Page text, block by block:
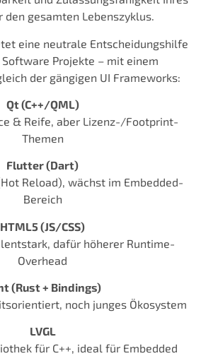
den gesamten Lebenszyklus.
eine neutrale Entscheidungshilfe
Projekte – mit einem
der gängigen UI Frameworks:
Qt (C++/QML)
& Reife, aber Lizenz-/Footprint-
Themen
Flutter (Dart)
Reload), wächst im Embedded-
Bereich
HTML5 (JS/CSS)
dafür höherer Runtime-
Overhead
(Rust + Bindings)
noch junges Ökosystem
LVGL
für C++, ideal für Embedded